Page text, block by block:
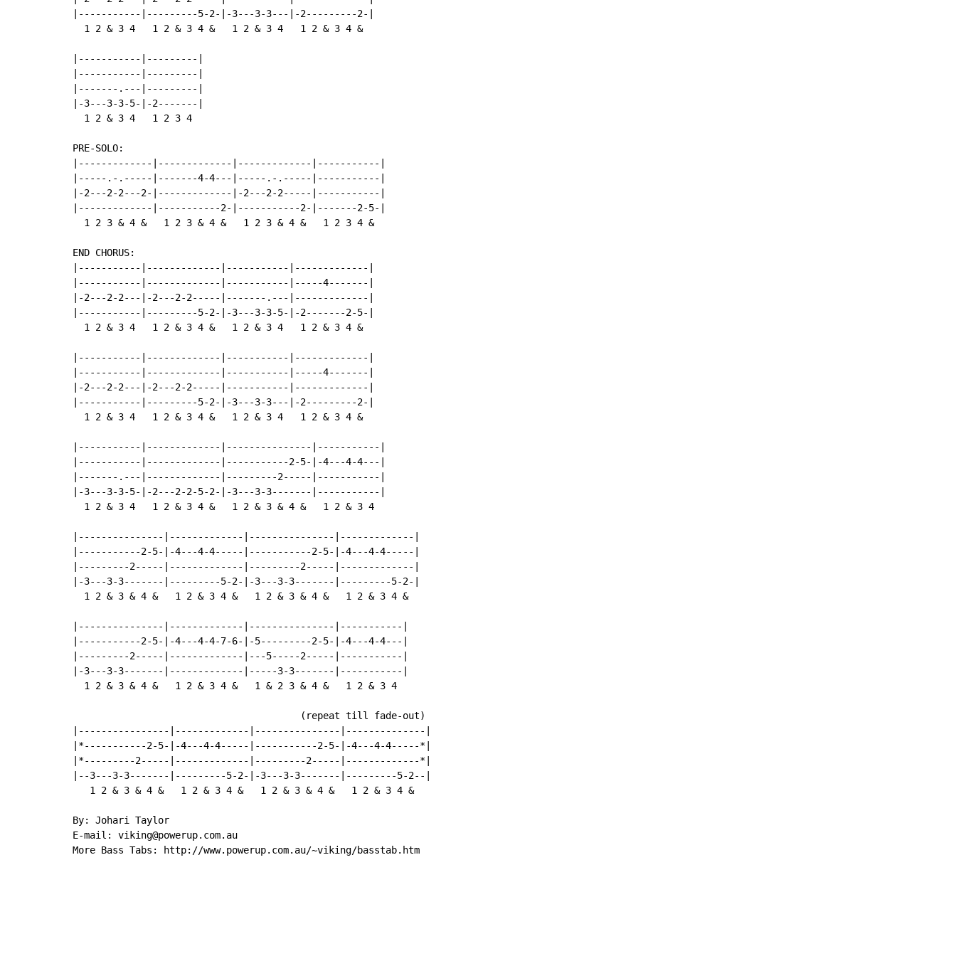
|-----------|---------5-2-|-3---3-3---|-2---------2-|
  1 2 & 3 4   1 2 & 3 4 &   1 2 & 3 4   1 2 & 3 4 &
|-----------|---------|
|-----------|---------|
|-------.---|---------|
|-3---3-3-5-|-2-------|
  1 2 & 3 4   1 2 3 4
PRE-SOLO:
|-------------|-------------|-------------|-----------|
|-----.-.-----|-------4-4---|-----.-.-----|-----------|
|-2---2-2---2-|-------------|-2---2-2-----|-----------|
|-------------|-----------2-|-----------2-|-------2-5-|
  1 2 3 & 4 &   1 2 3 & 4 &   1 2 3 & 4 &   1 2 3 4 &
END CHORUS:
|-----------|-------------|-----------|-------------|
|-----------|-------------|-----------|-----4-------|
|-2---2-2---|-2---2-2-----|-------.---|-------------|
|-----------|---------5-2-|-3---3-3-5-|-2-------2-5-|
  1 2 & 3 4   1 2 & 3 4 &   1 2 & 3 4   1 2 & 3 4 &
|-----------|-------------|-----------|-------------|
|-----------|-------------|-----------|-----4-------|
|-2---2-2---|-2---2-2-----|-----------|-------------|
|-----------|---------5-2-|-3---3-3---|-2---------2-|
  1 2 & 3 4   1 2 & 3 4 &   1 2 & 3 4   1 2 & 3 4 &
|-----------|-------------|---------------|-----------|
|-----------|-------------|-----------2-5-|-4---4-4---|
|-------.---|-------------|---------2-----|-----------|
|-3---3-3-5-|-2---2-2-5-2-|-3---3-3-------|-----------|
  1 2 & 3 4   1 2 & 3 4 &   1 2 & 3 & 4 &   1 2 & 3 4
|---------------|-------------|---------------|-------------|
|-----------2-5-|-4---4-4-----|-----------2-5-|-4---4-4-----|
|---------2-----|-------------|---------2-----|-------------|
|-3---3-3-------|---------5-2-|-3---3-3-------|---------5-2-|
  1 2 & 3 & 4 &   1 2 & 3 4 &   1 2 & 3 & 4 &   1 2 & 3 4 &
|---------------|-------------|---------------|-----------|
|-----------2-5-|-4---4-4-7-6-|-5---------2-5-|-4---4-4---|
|---------2-----|-------------|---5-----2-----|-----------|
|-3---3-3-------|-------------|-----3-3-------|-----------|
  1 2 & 3 & 4 &   1 2 & 3 4 &   1 & 2 3 & 4 &   1 2 & 3 4
                                        (repeat till fade-out)
|----------------|-------------|---------------|--------------|
|*-----------2-5-|-4---4-4-----|-----------2-5-|-4---4-4-----*|
|*---------2-----|-------------|---------2-----|-------------*|
|--3---3-3-------|---------5-2-|-3---3-3-------|---------5-2--|
   1 2 & 3 & 4 &   1 2 & 3 4 &   1 2 & 3 & 4 &   1 2 & 3 4 &
By: Johari Taylor
E-mail: viking@powerup.com.au
More Bass Tabs: http://www.powerup.com.au/~viking/basstab.htm